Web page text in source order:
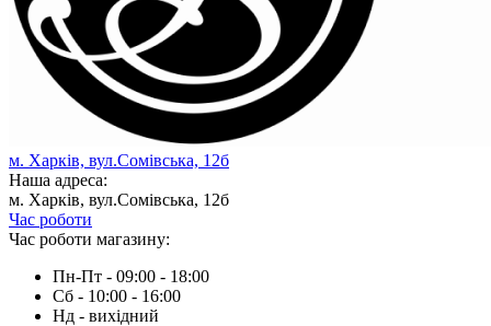
м. Харків, вул.Сомівська, 12б
Наша адреса:
м. Харків, вул.Сомівська, 12б
Час роботи
Час роботи магазину:
Пн-Пт - 09:00 - 18:00
Сб - 10:00 - 16:00
Нд - вихiдний